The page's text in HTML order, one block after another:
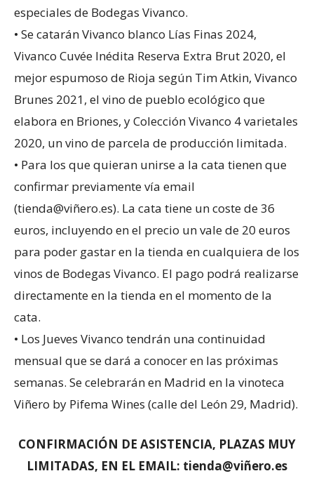
especiales de Bodegas Vivanco.
• Se catarán Vivanco blanco Lías Finas 2024,
Vivanco Cuvée Inédita Reserva Extra Brut 2020, el
mejor espumoso de Rioja según Tim Atkin, Vivanco
Brunes 2021, el vino de pueblo ecológico que
elabora en Briones, y Colección Vivanco 4 varietales
2020, un vino de parcela de producción limitada.
• Para los que quieran unirse a la cata tienen que
confirmar previamente vía email
(tienda@viñero.es). La cata tiene un coste de 36
euros, incluyendo en el precio un vale de 20 euros
para poder gastar en la tienda en cualquiera de los
vinos de Bodegas Vivanco. El pago podrá realizarse
directamente en la tienda en el momento de la
cata.
• Los Jueves Vivanco tendrán una continuidad
mensual que se dará a conocer en las próximas
semanas. Se celebrarán en Madrid en la vinoteca
Viñero by Pifema Wines (calle del León 29, Madrid).
CONFIRMACIÓN DE ASISTENCIA, PLAZAS MUY
LIMITADAS, EN EL EMAIL: tienda@viñero.es